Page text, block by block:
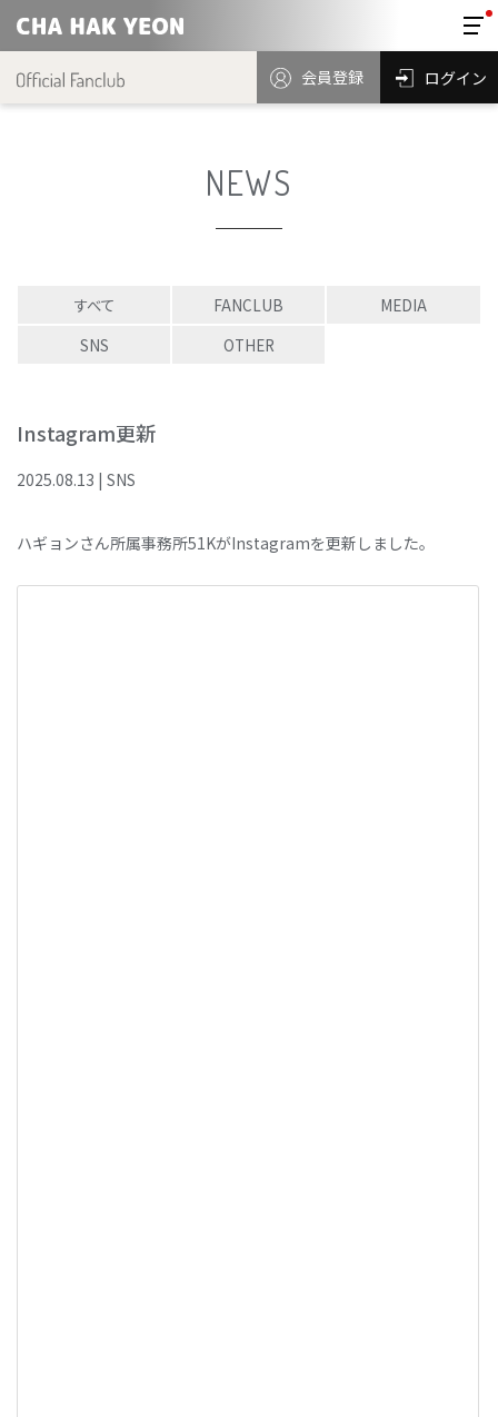
会員登録 ログイン
NEWS
すべて FANCLUB
MEDIA
SNS
OTHER
Instagram更新
2025.08.13 | SNS
ハギョンさん所属事務所51KがInstagramを更新しました。